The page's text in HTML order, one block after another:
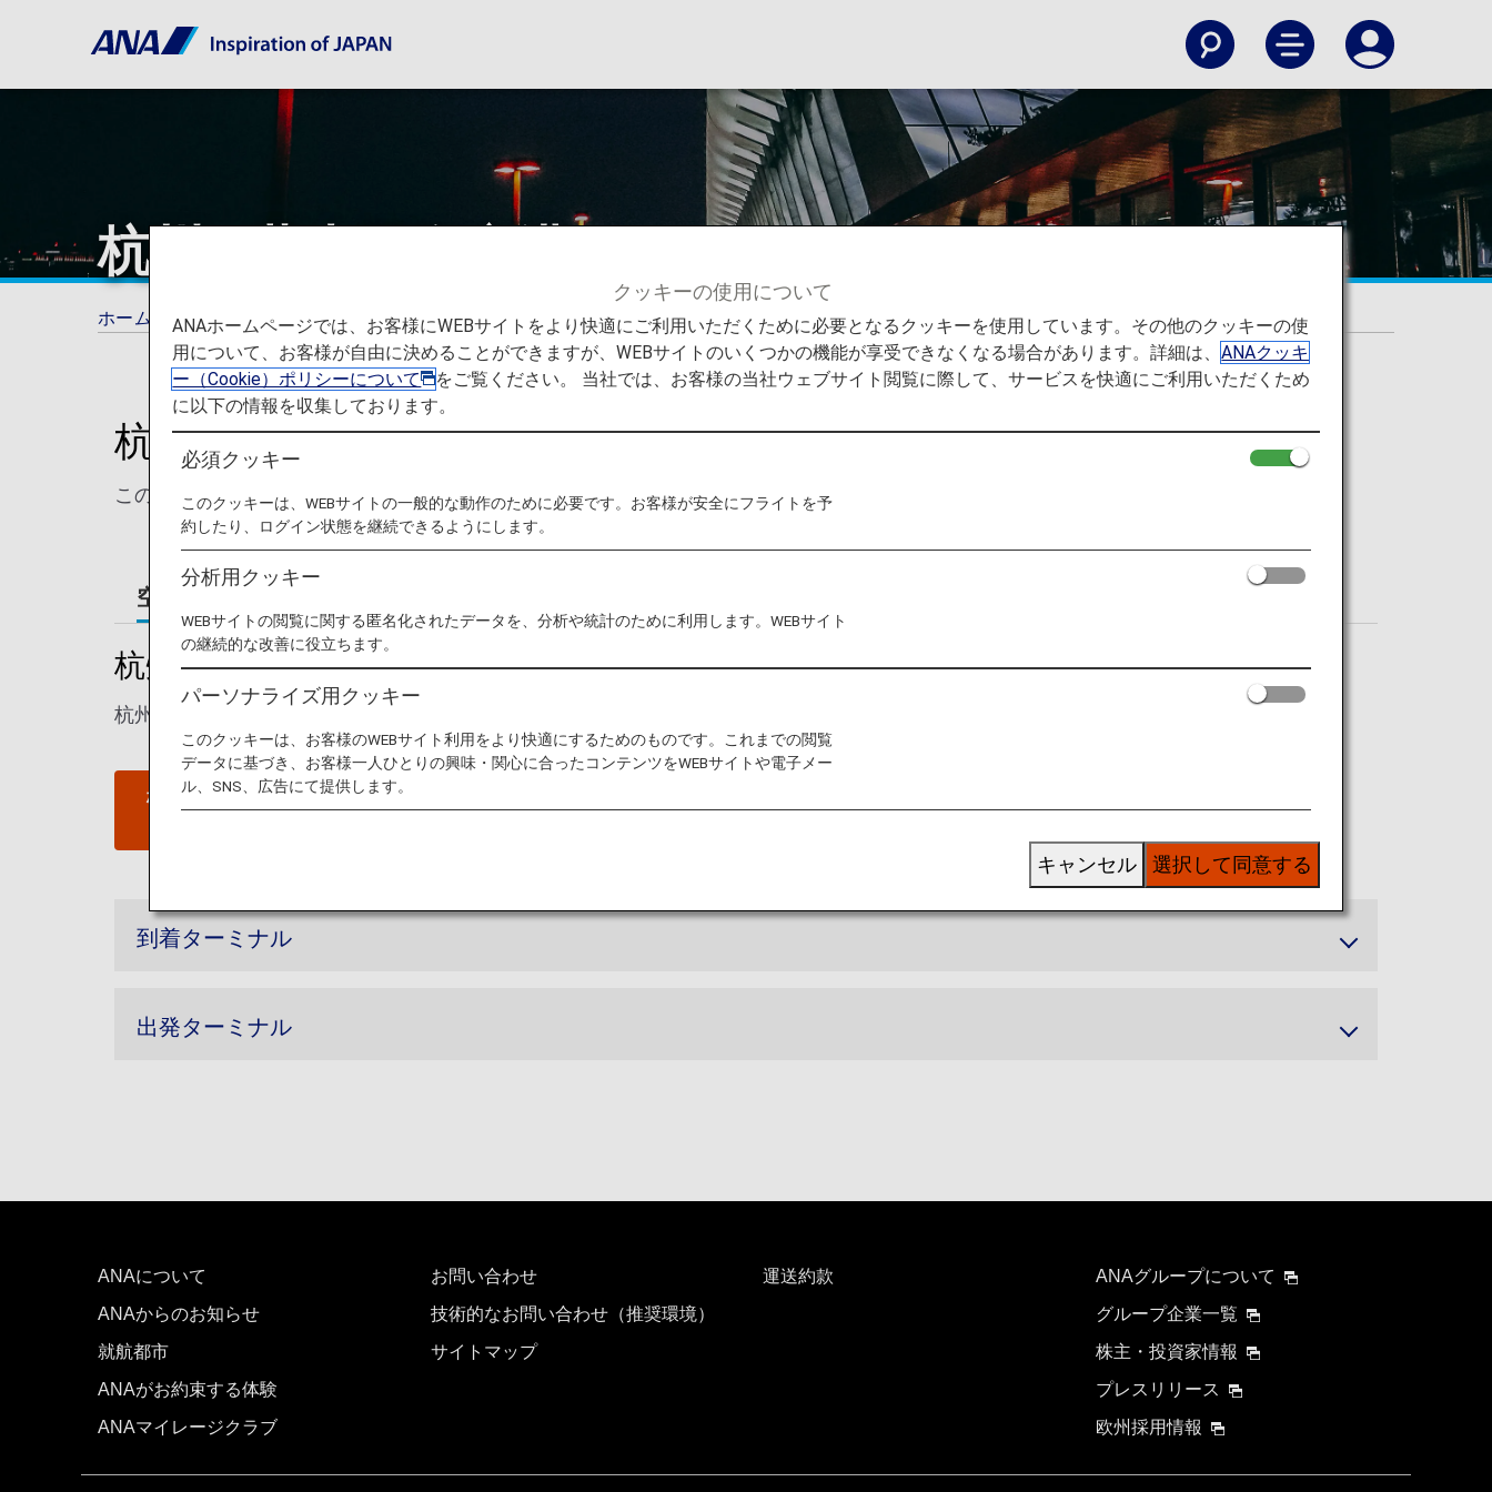
杭州 - 蕭山国際空港
ホーム ご旅行の準備 空港と都市に関する情報 杭州 - 蕭山国際空港
杭州 - 蕭山国際空港からの発着
このページでは、杭州蕭山国際空港から目的地までの役立つ情報をご紹介します。
空港ガイド
杭州 - 蕭山国際空港ガイド
杭州蕭山国際空港の発着ターミナルマップおよび空港内に関するその他の情報。
杭州 - 蕭山国際空港ウェブサ
到着ターミナル
出発ターミナル
ANAについて
ANAからのお知らせ
就航都市
ANAがお約束する体験
ANAマイレージクラブ
お問い合わせ
技術的なお問い合わせ（推奨環境）
サイトマップ
運送約款
ANAグループについて
グループ企業一覧
株主・投資家情報
プレスリリース
欧州採用情報
クッキーの使用について
ANAホームページでは、お客様にWEBサイトをより快適にご利用いただくために必要となるクッキーを使用しています。その他のクッキーの使
用について、お客様が自由に決めることができますが、WEBサイトのいくつかの機能が享受できなくなる場合があります。詳細は、ANAクッキ
ー（Cookie）ポリシーについて
をご覧ください。 当社では、お客様の当社ウェブサイト閲覧に際して、サービスを快適にご利用いただくため
に以下の情報を収集しております。
必須クッキー
このクッキーは、WEBサイトの一般的な動作のために必要です。お客様が安全にフライトを予
約したり、ログイン状態を継続できるようにします。
分析用クッキー
WEBサイトの閲覧に関する匿名化されたデータを、分析や統計のために利用します。WEBサイト
の継続的な改善に役立ちます。
パーソナライズ用クッキー
このクッキーは、お客様のWEBサイト利用をより快適にするためのものです。これまでの閲覧
データに基づき、お客様一人ひとりの興味・関心に合ったコンテンツをWEBサイトや電子メー
ル、SNS、広告にて提供します。
選択して同意する
キャンセル